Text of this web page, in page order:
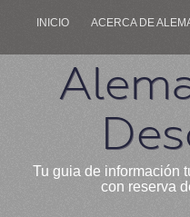
INICIO ACERCA DE
Tu guia de información
con reserva